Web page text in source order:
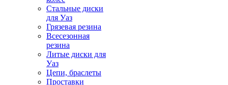
Стальные диски
для Уаз
Грязевая резина
Всесезонная
резина
Литые диски для
Уаз
Цепи, браслеты
Проставки